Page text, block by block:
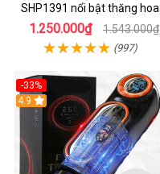
SHP1391 nổi bật thăng hoa
hoàn hảo
1.250.000₫ 1.543.000₫
(997)
-33%
Hot
4.9